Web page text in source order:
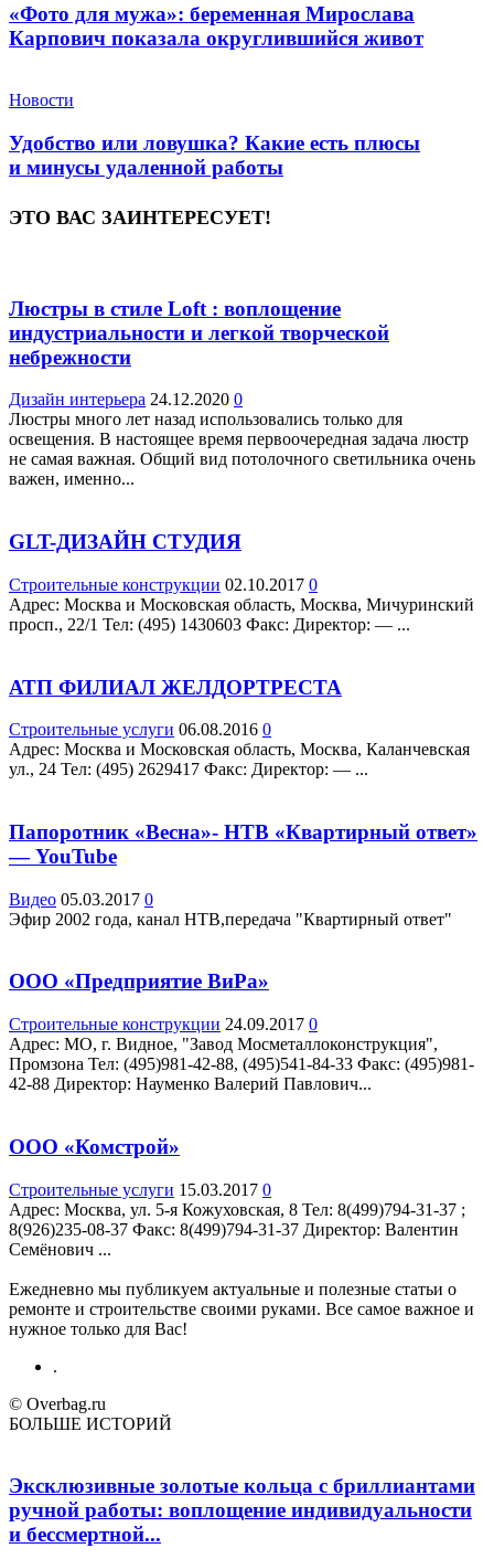
«Фото для мужа»: беременная Мирослава
Карпович показала округлившийся живот
Новости
Удобство или ловушка? Какие есть плюсы
и минусы удаленной работы
ЭТО ВАС ЗАИНТЕРЕСУЕТ!
Люстры в стиле Loft : воплощение
индустриальности и легкой творческой
небрежности
Дизайн интерьера 24.12.2020 0
Люстры много лет назад использовались только для
освещения. В настоящее время первоочередная задача люстр
не самая важная. Общий вид потолочного светильника очень
важен, именно...
GLT-ДИЗАЙН СТУДИЯ
Строительные конструкции 02.10.2017 0
Адрес: Москва и Московская область, Москва, Мичуринский
просп., 22/1 Teл: (495) 1430603 Факс: Директор: — ...
АТП ФИЛИАЛ ЖЕЛДОРТРЕСТА
Строительные услуги 06.08.2016 0
Адрес: Москва и Московская область, Москва, Каланчевская
ул., 24 Teл: (495) 2629417 Факс: Директор: — ...
Папоротник «Весна»- НТВ «Квартирный ответ»
— YouTube
Видео 05.03.2017 0
Эфир 2002 года, канал НТВ,передача "Квартирный ответ"
ООО «Предприятие ВиРа»
Строительные конструкции 24.09.2017 0
Адрес: МО, г. Видное, "Завод Мосметаллоконструкция",
Промзона Teл: (495)981-42-88, (495)541-84-33 Факс: (495)981-
42-88 Директор: Науменко Валерий Павлович...
ООО «Комстрой»
Строительные услуги 15.03.2017 0
Адрес: Москва, ул. 5-я Кожуховская, 8 Teл: 8(499)794-31-37 ;
8(926)235-08-37 Факс: 8(499)794-31-37 Директор: Валентин
Семёнович ...
Ежедневно мы публикуем актуальные и полезные статьи о
ремонте и строительстве своими руками. Все самое важное и
нужное только для Вас!
.
© Overbag.ru
БОЛЬШЕ ИСТОРИЙ
Эксклюзивные золотые кольца с бриллиантами
ручной работы: воплощение индивидуальности
и бессмертной...